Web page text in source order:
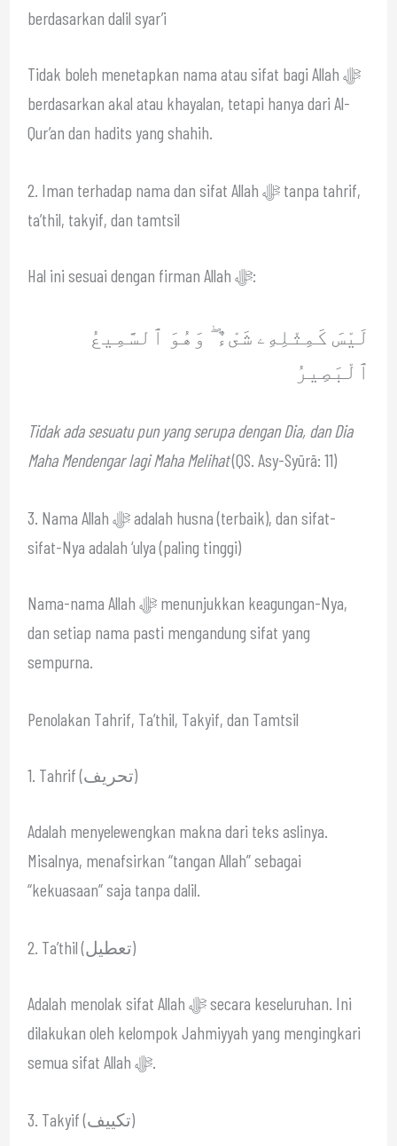
berdasarkan dalil syar’i
Tidak boleh menetapkan nama atau sifat bagi Allah ﷻ
berdasarkan akal atau khayalan, tetapi hanya dari Al-
Qur’an dan hadits yang shahih.
2. Iman terhadap nama dan sifat Allah ﷻ tanpa tahrif,
ta’thil, takyif, dan tamtsil
Hal ini sesuai dengan firman Allah ﷻ:
لَيْسَ كَمِثْلِهِۦ شَىْءٌ ۖ وَهُوَ ٱلسَّمِيعُ
ٱلْبَصِيرُ
Tidak ada sesuatu pun yang serupa dengan Dia, dan Dia
Maha Mendengar lagi Maha Melihat(QS. Asy-Syūrā: 11)
3. Nama Allah ﷻ adalah husna (terbaik), dan sifat-
sifat-Nya adalah ‘ulya (paling tinggi)
Nama-nama Allah ﷻ menunjukkan keagungan-Nya,
dan setiap nama pasti mengandung sifat yang
sempurna.
Penolakan Tahrif, Ta’thil, Takyif, dan Tamtsil
1. Tahrif (تحريف)
Adalah menyelewengkan makna dari teks aslinya.
Misalnya, menafsirkan “tangan Allah” sebagai
“kekuasaan” saja tanpa dalil.
2. Ta’thil (تعطيل)
Adalah menolak sifat Allah ﷻ secara keseluruhan. Ini
dilakukan oleh kelompok Jahmiyyah yang mengingkari
semua sifat Allah ﷻ.
3. Takyif (تكييف)